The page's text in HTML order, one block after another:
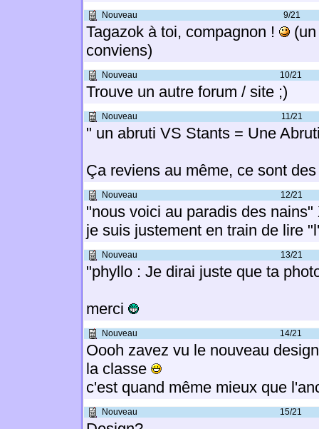
Nouveau 9/21
Tagazok à toi, compagnon !
conviens)
Nouveau 10/21
Trouve un autre forum / site ;)
Nouveau 11/21
" un abruti VS Stants = Une
Ça reviens au même, ce sont
Nouveau 12/21
"nous voici au paradis des nains"
je suis justement en train de lire
Nouveau 13/21
"phyllo : Je dirai juste que ta
merci
Nouveau 14/21
Oooh zavez vu le nouveau
la classe
c'est quand même mieux que
Nouveau 15/21